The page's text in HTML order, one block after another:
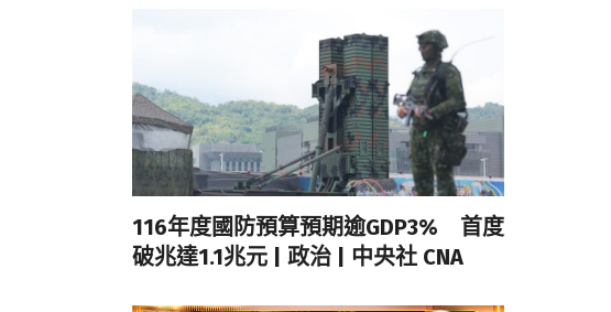
116年度國防預算預期逾GDP3% 首度
破兆達1.1兆元 | 政治 | 中央社 CNA